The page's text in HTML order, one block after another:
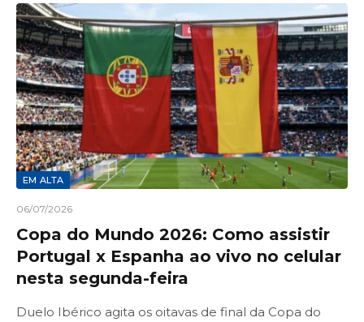
EM ALTA
06/07/2026
Copa do Mundo 2026: Como assistir
Portugal x Espanha ao vivo no celular
nesta segunda-feira
Duelo Ibérico agita os oitavas de final da Copa do